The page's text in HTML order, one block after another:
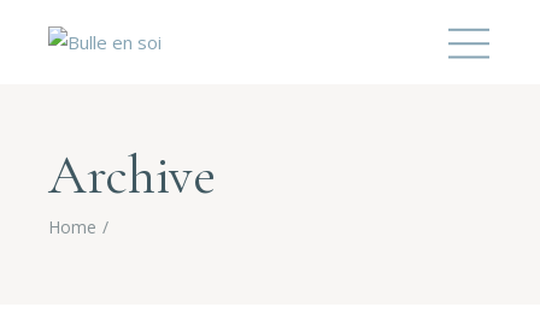
Archive
Home